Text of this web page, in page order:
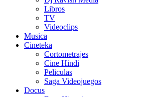
Libros
TV
Videoclips
Musica
Cineteka
Cortometrajes
Cine Hindi
Peliculas
Saga Videojuegos
Docus